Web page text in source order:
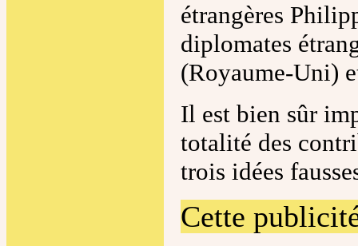
étrangères
diplomates
(Royaume-Uni)
Il est bien sûr
totalité des
trois idées
Cette